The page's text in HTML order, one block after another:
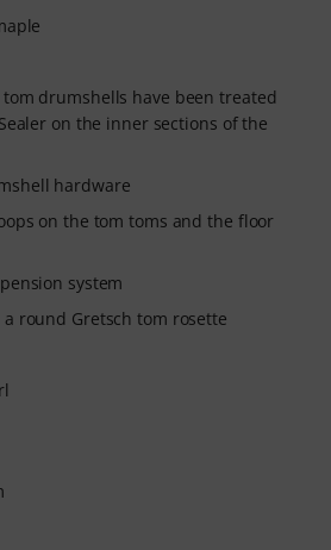
drumshells have been treated
on the inner sections of the
hardware
on the tom toms and the floor
system
round Gretsch tom rosette